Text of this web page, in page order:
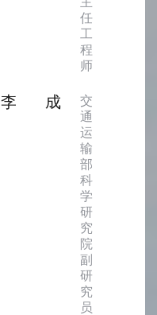
任
工
程
师
李成
交
通
运
输
部
科
学
研
究
院
副
研
究
员